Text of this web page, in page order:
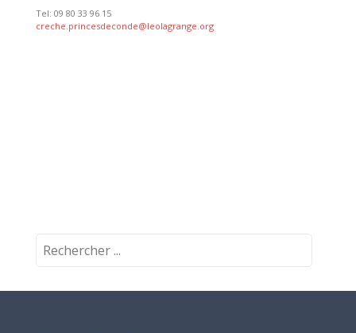
Tel: 09 80 33 96 15
creche.princesdeconde@leolagrange.org
Recherche: